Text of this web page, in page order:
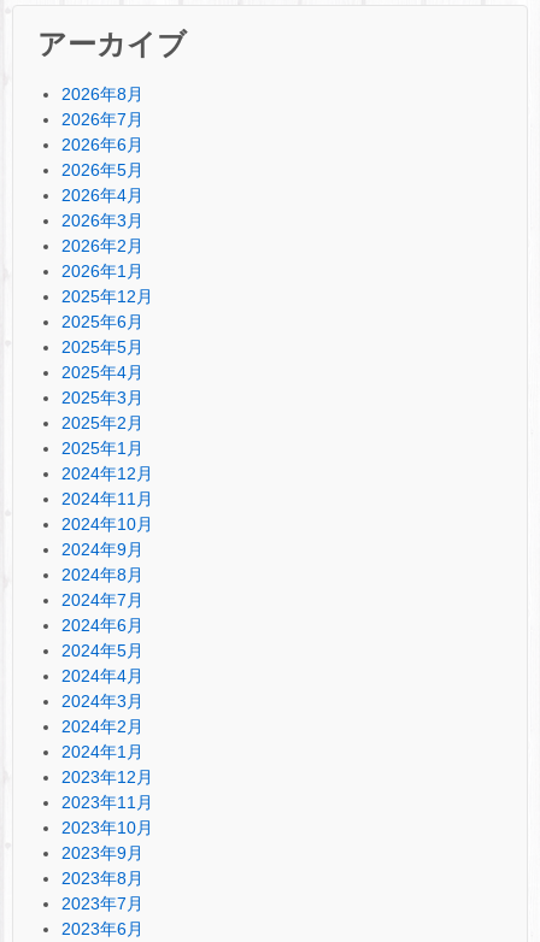
アーカイブ
2026年8月
2026年7月
2026年6月
2026年5月
2026年4月
2026年3月
2026年2月
2026年1月
2025年12月
2025年6月
2025年5月
2025年4月
2025年3月
2025年2月
2025年1月
2024年12月
2024年11月
2024年10月
2024年9月
2024年8月
2024年7月
2024年6月
2024年5月
2024年4月
2024年3月
2024年2月
2024年1月
2023年12月
2023年11月
2023年10月
2023年9月
2023年8月
2023年7月
2023年6月